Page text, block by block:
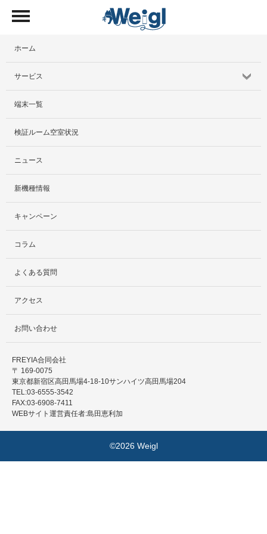
ホーム
サービス
サービス紹介
社外貸出プラン
検証ルーム
料金プラン
レンタルルームプラン
お手軽検証パック
端末一覧
検証ルーム空室状況
ニュース
新機種情報
キャンペーン
コラム
よくある質問
アクセス
お問い合わせ
FREYIA合同会社
〒 169-0075
東京都新宿区高田馬場4-18-10サンハイツ高田馬場204
TEL:03-6555-3542
FAX:03-6908-7411
WEBサイト運営責任者:島田恵利加
©2026 Weigl